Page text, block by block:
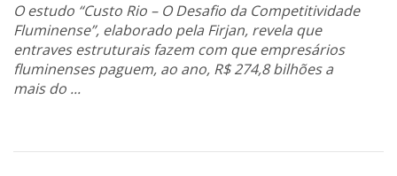
O estudo “Custo Rio – O Desafio da Competitividade
Fluminense”, elaborado pela Firjan, revela que
entraves estruturais fazem com que empresários
fluminenses paguem, ao ano, R$ 274,8 bilhões a
mais do ...